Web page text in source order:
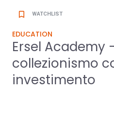
bookmark_border WATCHLIST
EDUCATION
Ersel Academy
collezionismo
investimento